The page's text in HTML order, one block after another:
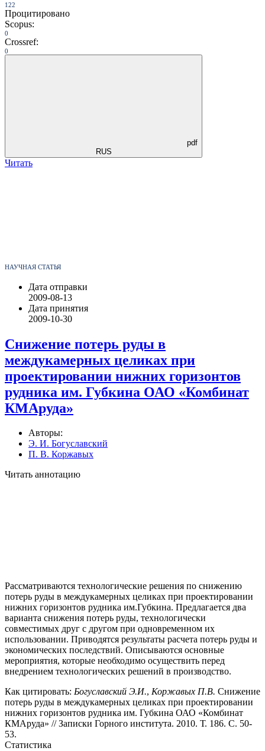
122
Процитировано
Scopus:
0
Crossref:
0
pdf
RUS
Читать
НАУЧНАЯ СТАТЬЯ
Дата отправки
2009-08-13
Дата принятия
2009-10-30
Снижение потерь руды в
междукамерных целиках при
проектировании нижних горизонтов
рудника им. Губкина ОАО «Комбинат
КМАруда»
Авторы:
Э. И. Богуславский
П. В. Коржавых
Читать аннотацию
Рассматриваются технологические решения по снижению
потерь руды в междукамерных целиках при проектировании
нижних горизонтов рудника им.Губкина. Предлагается два
варианта снижения потерь руды, технологически
совместимых друг с другом при одновременном их
использовании. Приводятся результаты расчета потерь руды и
экономических последствий. Описываются основные
мероприятия, которые необходимо осуществить перед
внедрением технологических решений в производство.
Как цитировать: Богуславский Э.И., Коржавых П.В. Снижение
потерь руды в междукамерных целиках при проектировании
нижних горизонтов рудника им. Губкина ОАО «Комбинат
КМАруда» // Записки Горного института. 2010. Т. 186. С. 50-
53.
Статистика